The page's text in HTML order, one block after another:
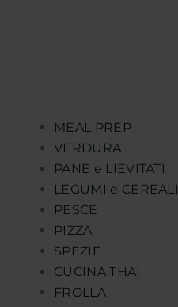
MEAL PREP
VERDURA
PANE e LIEVITATI
LEGUMI e CEREALI
PESCE
PIZZA
SPEZIE
CUCINA THAI
FROLLA